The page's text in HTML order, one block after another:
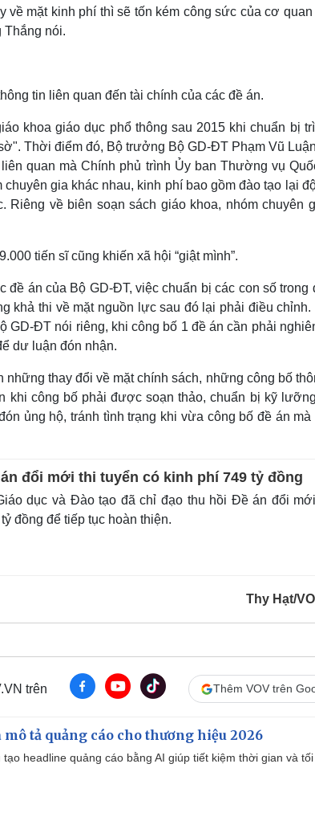
mặt kinh phí thì sẽ tốn kém công sức của cơ quan
Thắng nói.
tin liên quan đến tài chính của các đề án.
khoa giáo dục phổ thông sau 2015 khi chuẩn bị
Thời điểm đó, Bộ trưởng Bộ GD-ĐT Phạm Vũ
quan mà Chính phủ trình Ủy ban Thường vụ
gia khác nhau, kinh phí bao gồm đào tạo lại
Riêng về biên soạn sách giáo khoa, nhóm chuyên
tiến sĩ cũng khiến xã hội “giật mình”.
án của Bộ GD-ĐT, việc chuẩn bị các con số trong
khả thi về mặt nguồn lực sau đó lại phải điều chỉnh.
GD-ĐT nói riêng, khi công bố 1 đề án cần phải
dư luận đón nhận.
thay đổi về mặt chính sách, những công bố
khi công bố phải được soạn thảo, chuẩn bị kỹ
ủng hộ, tránh tình trạng khi vừa công bố đề án
đổi mới thi tuyển có kinh phí 749 tỷ đồng
dục và Đào tạo đã chỉ đạo thu hồi Đề án đổi
đồng để tiếp tục hoàn thiện.
Thy Hạt/
trên Thêm VOV trên
mô tả quảng cáo cho thương hiệu 2026
headline quảng cáo bằng AI giúp tiết kiệm thời gian và